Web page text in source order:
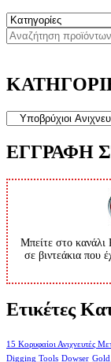
ΕΓΓΡΑΦΗ
Μπείτε στο κανάλι
σε βιντεάκια που
Ετικέτες
15 Κορυφαίοι Ανιχνευτές
Digging Tools Dowser Gold